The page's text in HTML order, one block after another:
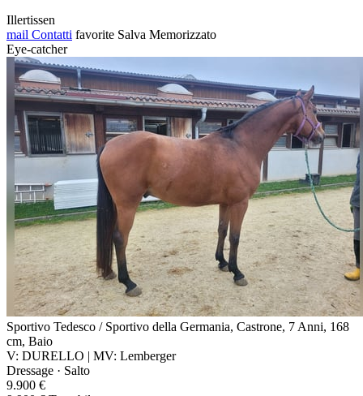
Illertissen
mail Contatti favorite Salva Memorizzato
Eye-catcher
Sportivo Tedesco / Sportivo della Germania, Castrone, 7 Anni, 168
cm, Baio
V: DURELLO | MV: Lemberger
Dressage · Salto
9.900 €